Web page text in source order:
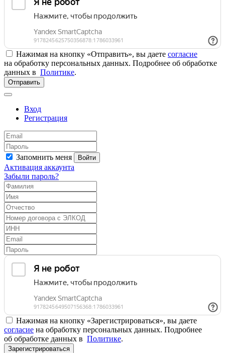
Нажимая на кнопку «Отправить», вы даете согласие
на обработку персональных данных. Подробнее об обработке
данных в Политике.
Отправить
Вход
Регистрация
Запомнить меня Войти
Активация аккаунта
Забыли пароль?
Нажимая на кнопку «Зарегистрироваться», вы даете
согласие на обработку персональных данных. Подробнее
об обработке данных в Политике.
Зарегистрироваться